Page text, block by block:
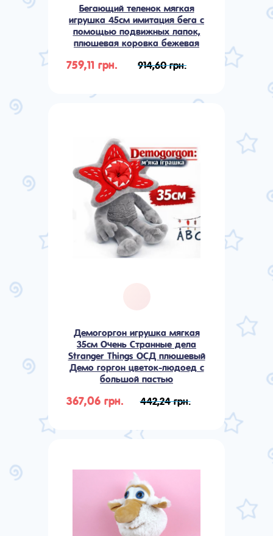
Бегающий теленок мягкая
игрушка 45см имитация бега с
помощью подвижных лапок,
плюшевая коровка бежевая
759,11 грн. 914,60 грн.
Демогоргон игрушка мягкая
35см Очень Странные дела
Stranger Things ОСД плюшевый
Демо горгон цветок-людоед с
большой пастью
367,06 грн. 442,24 грн.